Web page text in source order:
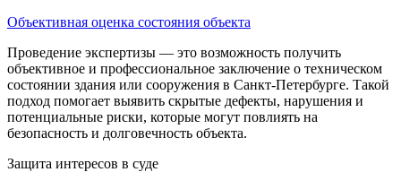
Объективная оценка состояния объекта
Проведение экспертизы — это возможность получить
объективное и профессиональное заключение о техническом
состоянии здания или сооружения в Санкт-Петербурге. Такой
подход помогает выявить скрытые дефекты, нарушения и
потенциальные риски, которые могут повлиять на
безопасность и долговечность объекта.
Защита интересов в суде